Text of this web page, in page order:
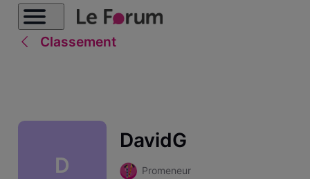
Classement
D
DavidG
Promeneur